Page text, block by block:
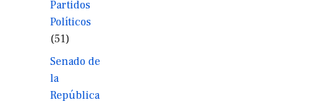
Partidos
Políticos
(51)
Senado de
la
República